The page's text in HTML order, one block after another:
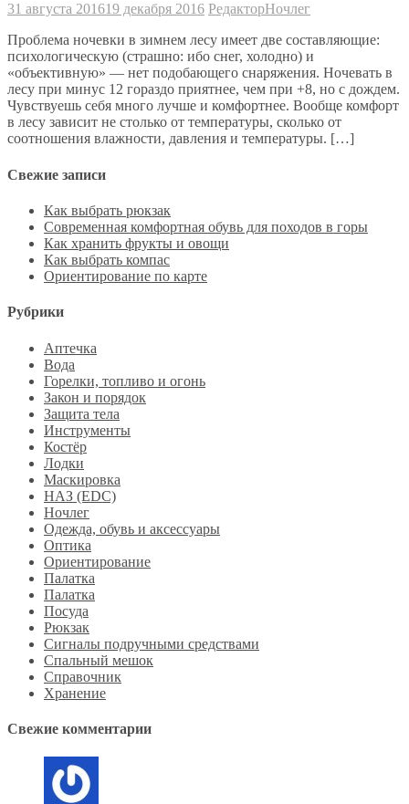
31 августа 201619 декабря 2016 РедакторНочлег
Проблема ночевки в зимнем лесу имеет две составляющие:
психологическую (страшно: ибо снег, холодно) и
«объективную» — нет подобающего снаряжения. Ночевать в
лесу при минус 12 гораздо приятнее, чем при +8, но с дождем.
Чувствуешь себя много лучше и комфортнее. Вообще комфорт
в лесу зависит не столько от температуры, сколько от
соотношения влажности, давления и температуры. […]
Свежие записи
Как выбрать рюкзак
Современная комфортная обувь для походов в горы
Как хранить фрукты и овощи
Как выбрать компас
Ориентирование по карте
Рубрики
Аптечка
Вода
Горелки, топливо и огонь
Закон и порядок
Защита тела
Инструменты
Костёр
Лодки
Маскировка
НАЗ (EDC)
Ночлег
Одежда, обувь и аксессуары
Оптика
Ориентирование
Палатка
Палатка
Посуда
Рюкзак
Сигналы подручными средствами
Спальный мешок
Справочник
Хранение
Свежие комментарии